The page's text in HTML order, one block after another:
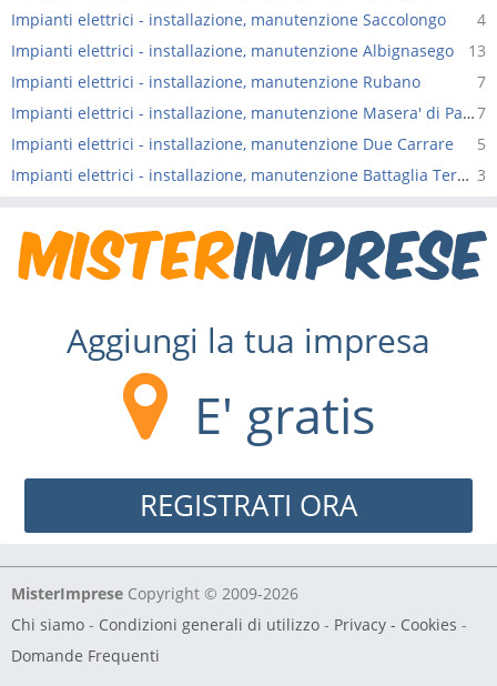
4
Impianti elettrici - installazione, manutenzione Saccolongo
13
Impianti elettrici - installazione, manutenzione Albignasego
7
Impianti elettrici - installazione, manutenzione Rubano
7
Impianti elettrici - installazione, manutenzione Masera' di Padova
5
Impianti elettrici - installazione, manutenzione Due Carrare
3
Impianti elettrici - installazione, manutenzione Battaglia Terme
Aggiungi la tua impresa
E' gratis
REGISTRATI ORA
MisterImprese Copyright © 2009-2026
Chi siamo - Condizioni generali di utilizzo - Privacy - Cookies -
Domande Frequenti